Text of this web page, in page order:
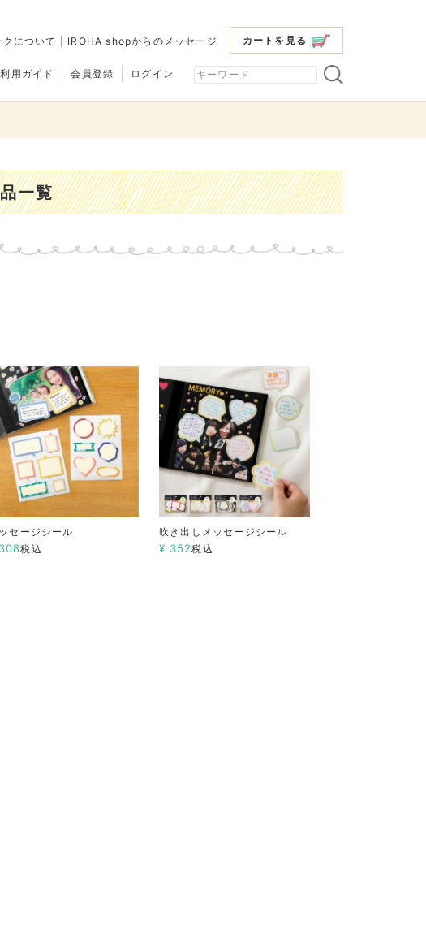
カートを見る
について IROHA shopからのメッセージ
会員登録 ログイン
用ガイド
一覧
セージシール
308税込
吹き出しメッセージシール
¥ 352税込